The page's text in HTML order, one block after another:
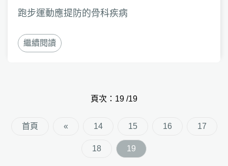
跑步運動應提防的骨科疾病
繼續閱讀
頁次：19 /19
首頁 « 14 15 16 17
18 19